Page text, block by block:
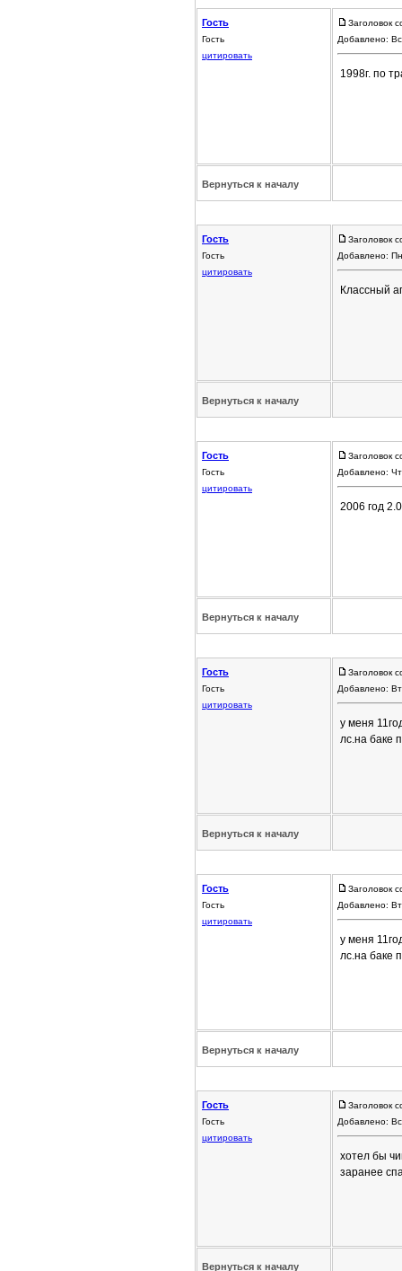
Гость
Гость
цитировать
Заголовок
Добавлено:
1998г. по
Вернуться к началу
Гость
Гость
цитировать
Заголовок
Добавлено:
Классный
Вернуться к началу
Гость
Гость
цитировать
Заголовок
Добавлено:
2006 год
Вернуться к началу
Гость
Гость
цитировать
Заголовок
Добавлено:
у меня
лс.на баке
Вернуться к началу
Гость
Гость
цитировать
Заголовок
Добавлено:
у меня
лс.на баке
Вернуться к началу
Гость
Гость
цитировать
Заголовок
Добавлено:
хотел бы
заранее
Вернуться к началу